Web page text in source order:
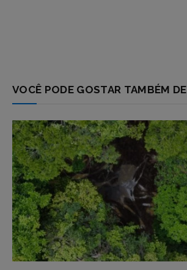
VOCÊ PODE GOSTAR TAMBÉM DE